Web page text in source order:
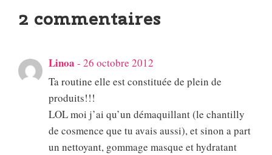
2 commentaires
Linoa - 26 octobre 2012
Ta routine elle est constituée de plein de
produits!!!
LOL moi j’ai qu’un démaquillant (le chantilly
de cosmence que tu avais aussi), et sinon a part
un nettoyant, gommage masque et hydratant